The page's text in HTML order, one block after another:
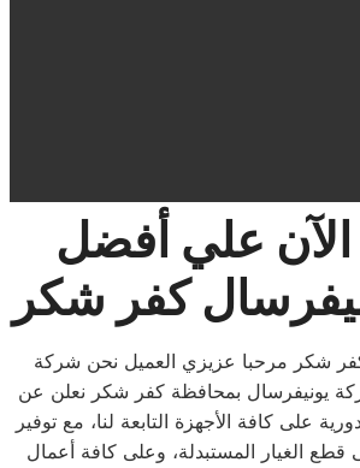
علي أفضل
كفر شكر
شكر مرحبا عزيزي العميل نحن شركة
يونيفرسال بمحافظة كفر شكر نعلن عن
على كافة الأجهزة التابعة لنا، مع توفير
الغيار المستبدلة، وعلى كافة أعمال